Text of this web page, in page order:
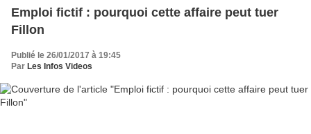
Emploi fictif : pourquoi cette affaire peut tuer
Fillon
Publié le 26/01/2017 à 19:45
Par Les Infos Videos